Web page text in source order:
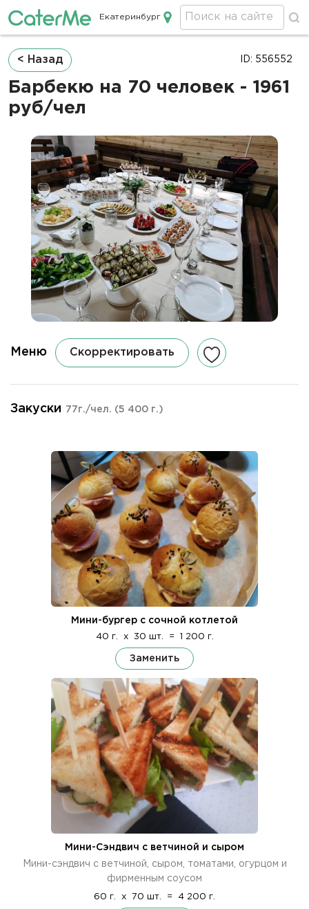
Кейтеринг в Екатеринбурге
Екатеринбург
Строка
навигации
< Назад
Барбекю на 70 человек - 1961
руб/чел
ID: 556552
Меню Скорректировать
Закуски 77г./чел. (5 400 г.)
Мини-бургер с сочной котлетой
40 г. x 30 шт. = 1 200 г.
Заменить
Мини-Сэндвич с ветчиной и сыром
Мини-сэндвич с ветчиной, сыром, томатами, огурцом и
фирменным соусом
60 г. x 70 шт. = 4 200 г.